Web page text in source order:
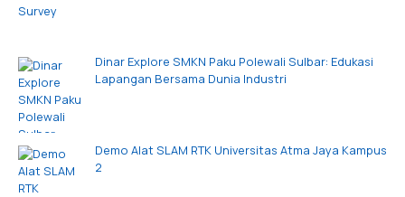
Dinar Explore SMKN Paku Polewali Sulbar: Edukasi
Lapangan Bersama Dunia Industri
Demo Alat SLAM RTK Universitas Atma Jaya Kampus
2